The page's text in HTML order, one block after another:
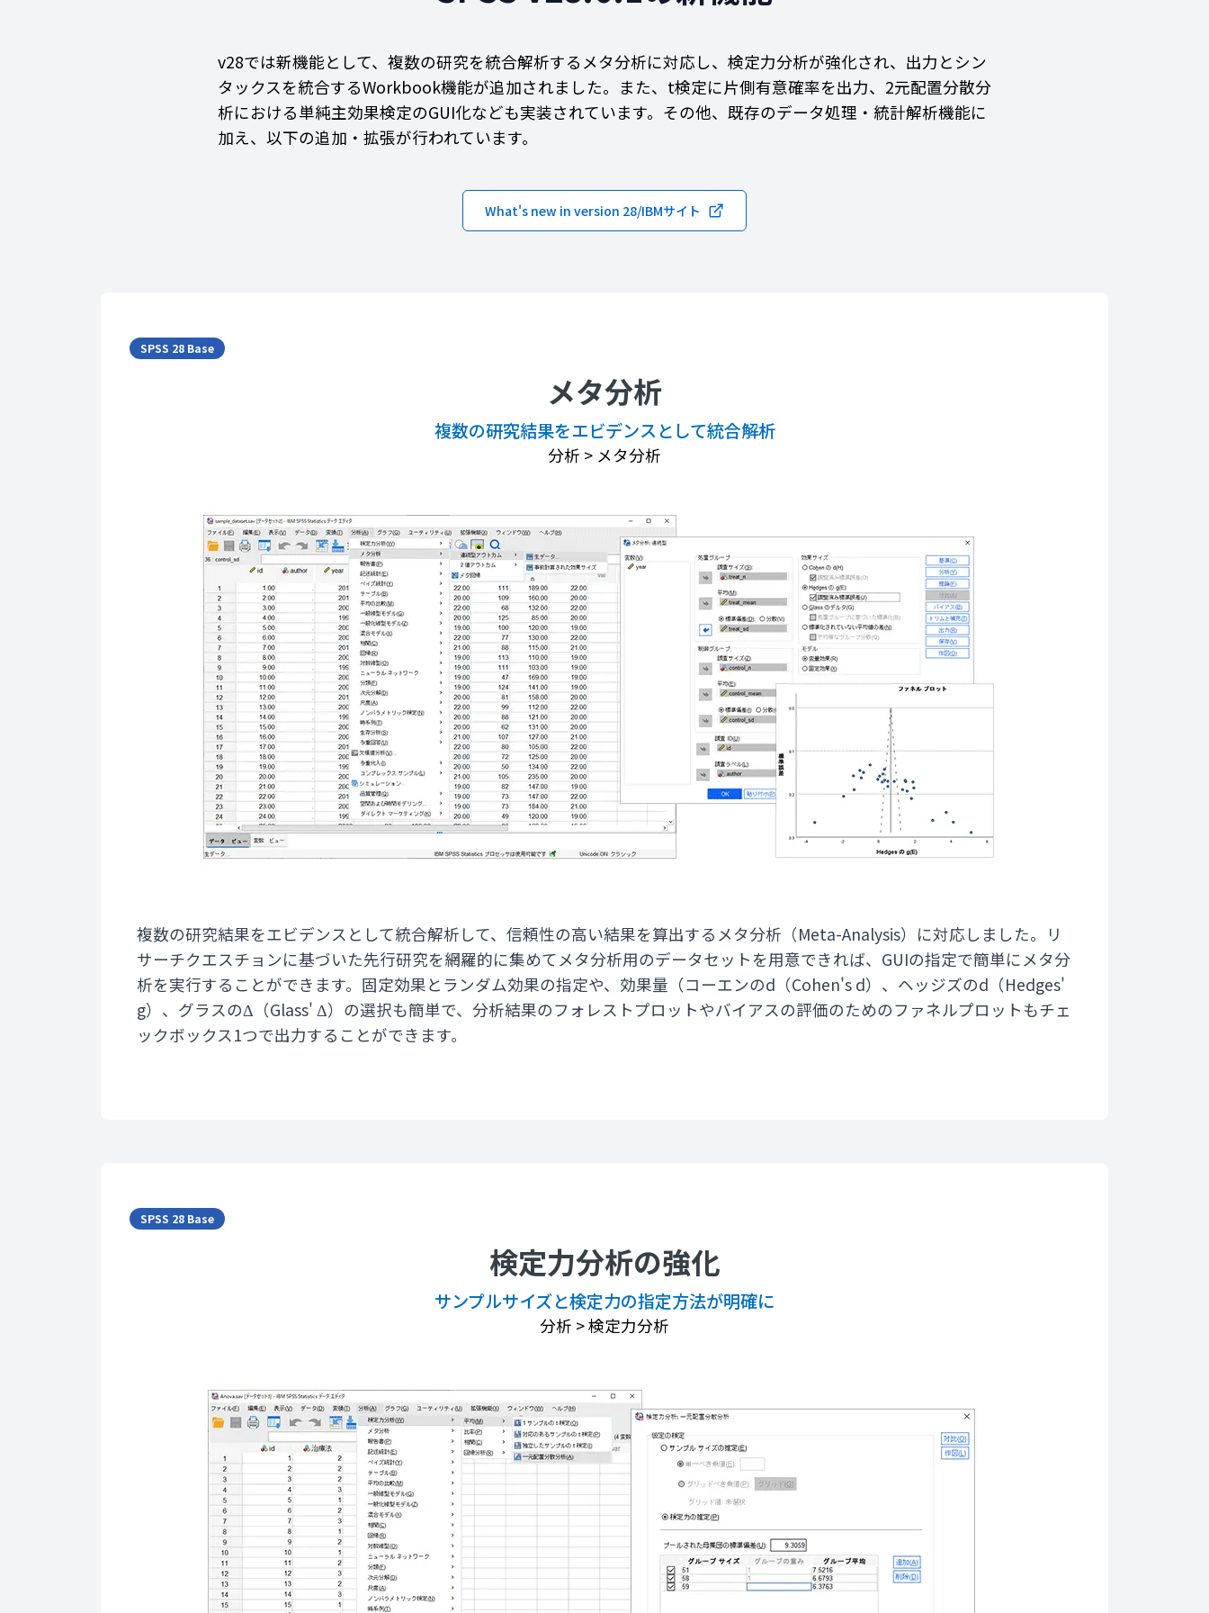
v28では新機能として、複数の研究を統合解析するメタ分析に対応し、検定力分析が強化され、出力とシン
タックスを統合するWorkbook機能が追加されました。また、t検定に片側有意確率を出力、2元配置分散分
析における単純主効果検定のGUI化なども実装されています。その他、既存のデータ処理・統計解析機能に
加え、以下の追加・拡張が行われています。
What's new in version 28/IBMサイト
SPSS 28 Base
メタ分析
複数の研究結果をエビデンスとして統合解析
分析 > メタ分析
複数の研究結果をエビデンスとして統合解析して、信頼性の高い結果を算出するメタ分析（Meta-Analysis）に対応しました。リ
サーチクエスチョンに基づいた先行研究を網羅的に集めてメタ分析用のデータセットを用意できれば、GUIの指定で簡単にメタ分
析を実行することができます。固定効果とランダム効果の指定や、効果量（コーエンのd（Cohen's d）、ヘッジズのd（Hedges'
g）、グラスのΔ（Glass' Δ）の選択も簡単で、分析結果のフォレストプロットやバイアスの評価のためのファネルプロットもチェ
ックボックス1つで出力することができます。
SPSS 28 Base
検定力分析の強化
サンプルサイズと検定力の指定方法が明確に
分析 > 検定力分析